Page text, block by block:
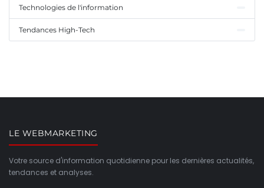
Technologies de l'information
Tendances High-Tech
LE WEBMARKETING
Votre source d'information quotidienne pour les dernières actualités,
tendances et analyses.